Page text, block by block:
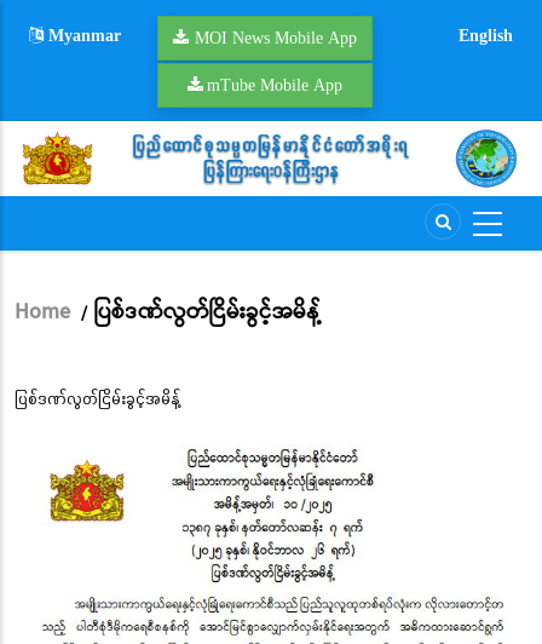
Myanmar MOI News Mobile App
mTube Mobile App
English
Breadcrumb
Home / ပြစ်ဒဏ်လွတ်ငြိမ်းခွင့်အမိန့်
ပြစ်ဒဏ်လွတ်ငြိမ်းခွင့်အမိန့်